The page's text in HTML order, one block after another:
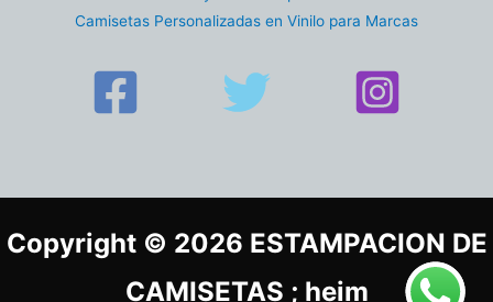
Camisetas Personalizadas en Vinilo para Marcas
Copyright © 2026 ESTAMPACION DE
CAMISETAS ; heim